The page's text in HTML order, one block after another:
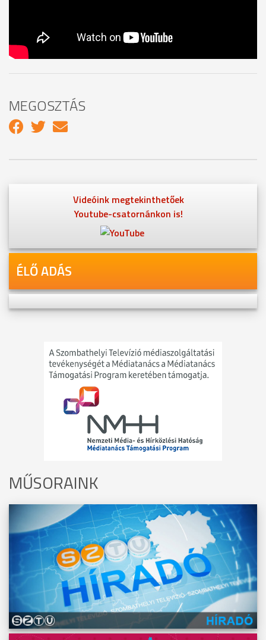
MEGOSZTÁS
Videóink megtekinthetőek
Youtube-csatornánkon is!
ÉLŐ ADÁS
MŰSORAINK